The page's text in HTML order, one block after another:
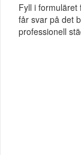
Fyll i
får svar på det
professionell